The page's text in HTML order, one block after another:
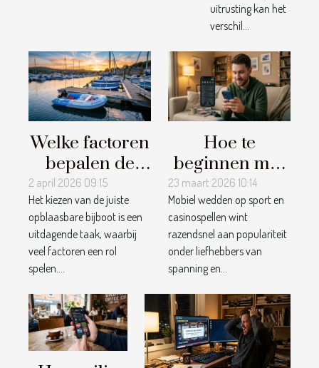
uitrusting kan het
verschil...
Welke factoren
bepalen de
keuze voor de
juiste
opblaasbare
bijboot?
2 april 2026 09:15
Het kiezen van de juiste
opblaasbare bijboot is een
uitdagende taak, waarbij
veel factoren een rol
spelen....
Hoe te
beginnen met
mobiel
wedden op
sport en
casinospellen?
23 maart 2026 10:14
Mobiel wedden op sport en
casinospellen wint
razendsnel aan populariteit
onder liefhebbers van
spanning en...